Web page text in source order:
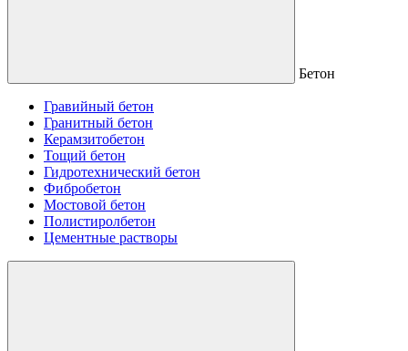
Бетон
Гравийный бетон
Гранитный бетон
Керамзитобетон
Тощий бетон
Гидротехнический бетон
Фибробетон
Мостовой бетон
Полистиролбетон
Цементные растворы